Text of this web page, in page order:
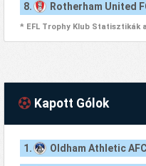
8. Rotherham United
* EFL Trophy Klub Statisztikák
Kapott Gólok
1. Oldham Athletic